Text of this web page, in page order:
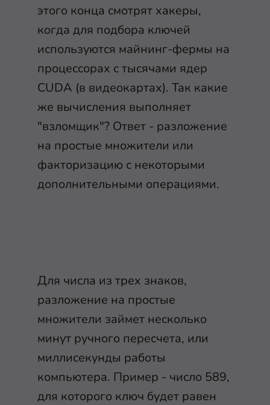
этого конца смотрят хакеры,
когда для подбора ключей
используются майнинг-фермы на
процессорах с тысячами ядер
CUDA (в видеокартах). Так какие
же вычисления выполняет
"взломщик"? Ответ - разложение
на простые множители или
факторизацию с некоторыми
дополнительными операциями.
Для числа из трех знаков,
разложение на простые
множители займет несколько
минут ручного пересчета, или
миллисекунды работы
компьютера. Пример - число 589,
для которого ключ будет равен